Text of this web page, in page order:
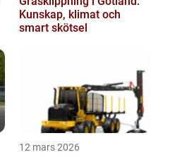
Kunskap, klimat och
smart skötsel
12 mars 2026